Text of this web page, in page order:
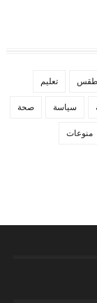
تعليم
سياسة صحة
منوعات